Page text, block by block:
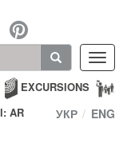
EXCURSIONS
AR
УКР ENG